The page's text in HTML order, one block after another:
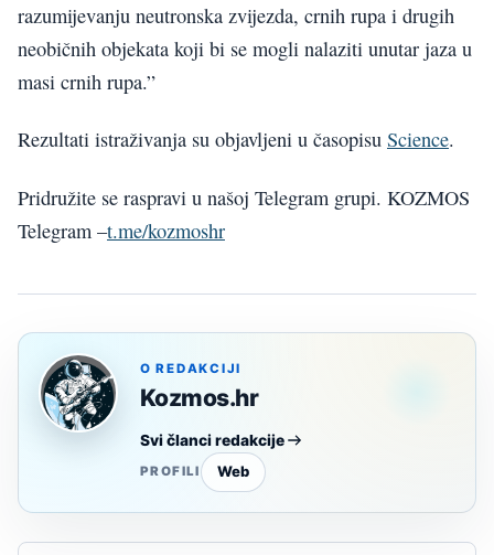
razumijevanju neutronska zvijezda, crnih rupa i drugih
neobičnih objekata koji bi se mogli nalaziti unutar jaza u
masi crnih rupa.”
Rezultati istraživanja su objavljeni u časopisu Science.
Pridružite se raspravi u našoj Telegram grupi. KOZMOS
Telegram –t.me/kozmoshr
O REDAKCIJI
Kozmos.hr
Svi članci redakcije
PROFILI Web